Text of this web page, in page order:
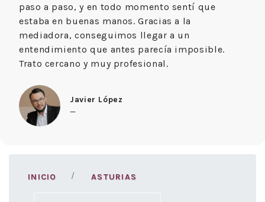
paso a paso, y en todo momento sentí que
estaba en buenas manos. Gracias a la
mediadora, conseguimos llegar a un
entendimiento que antes parecía imposible.
Trato cercano y muy profesional.
Javier López
—
INICIO ASTURIAS